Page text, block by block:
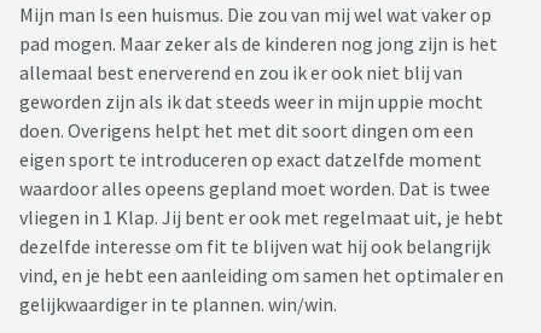
Mijn man Is een huismus. Die zou van mij wel wat vaker op
pad mogen. Maar zeker als de kinderen nog jong zijn is het
allemaal best enerverend en zou ik er ook niet blij van
geworden zijn als ik dat steeds weer in mijn uppie mocht
doen. Overigens helpt het met dit soort dingen om een
eigen sport te introduceren op exact datzelfde moment
waardoor alles opeens gepland moet worden. Dat is twee
vliegen in 1 Klap. Jij bent er ook met regelmaat uit, je hebt
dezelfde interesse om fit te blijven wat hij ook belangrijk
vind, en je hebt een aanleiding om samen het optimaler en
gelijkwaardiger in te plannen. win/win.